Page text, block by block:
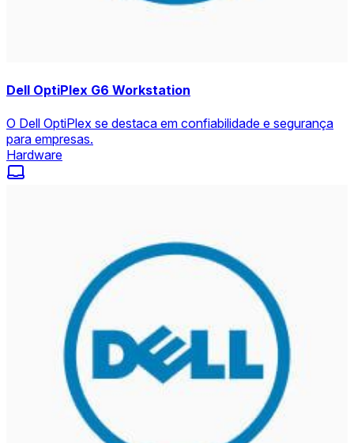
Dell OptiPlex G6 Workstation
O Dell OptiPlex se destaca em confiabilidade e segurança
para empresas.
Hardware